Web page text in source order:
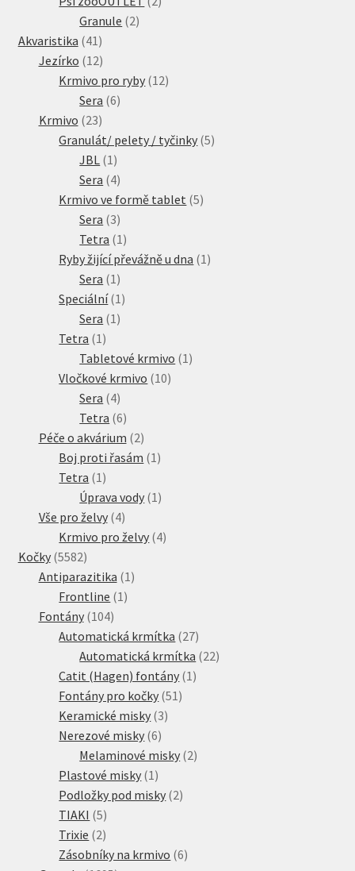
Granule 22
Akvaristika 41 41
produktů
Jezírko 1212
produktů
Krmivo pro ryby 1212
Sera 66
Krmivo 2323
produktů
Granulát/ pelety / tyčinky 55
JBL 1 1
produkt
Sera 44
produkty
Krmivo ve formě tablet 55
Sera 33
produkty
Tetra 1 1
produkt
Ryby žijící převážně u dna 1 1
Sera 1 1
produkt
Speciální 1 1
Sera 1 1
Tetra 1 1
produkt
Tabletové krmivo 1 1
Vločkové krmivo 1010
Sera 44
produkty
Tetra 66
produktů
Péče o akvárium 22
produkty
Boj proti řasám 1 1
Tetra 1 1
produkt
Úprava vody 1 1
Vše pro želvy 44
produkty
Krmivo pro želvy 44
Kočky 55825582
produktů
Antiparazitika 1 1
Frontline 1 1
Fontány 104104
produktů
Automatická krmítka 2727
produktů
Automatická krmítka 2222
Catit (Hagen) fontány 1 1
Fontány pro kočky 51 51
Keramické misky 33
Nerezové misky 66
produktů
Melaminové misky 22
Plastové misky 1 1
produkt
Podložky pod misky 22
TIAKI 55
produktů
Trixie 22
produkty
Zásobníky na krmivo 66